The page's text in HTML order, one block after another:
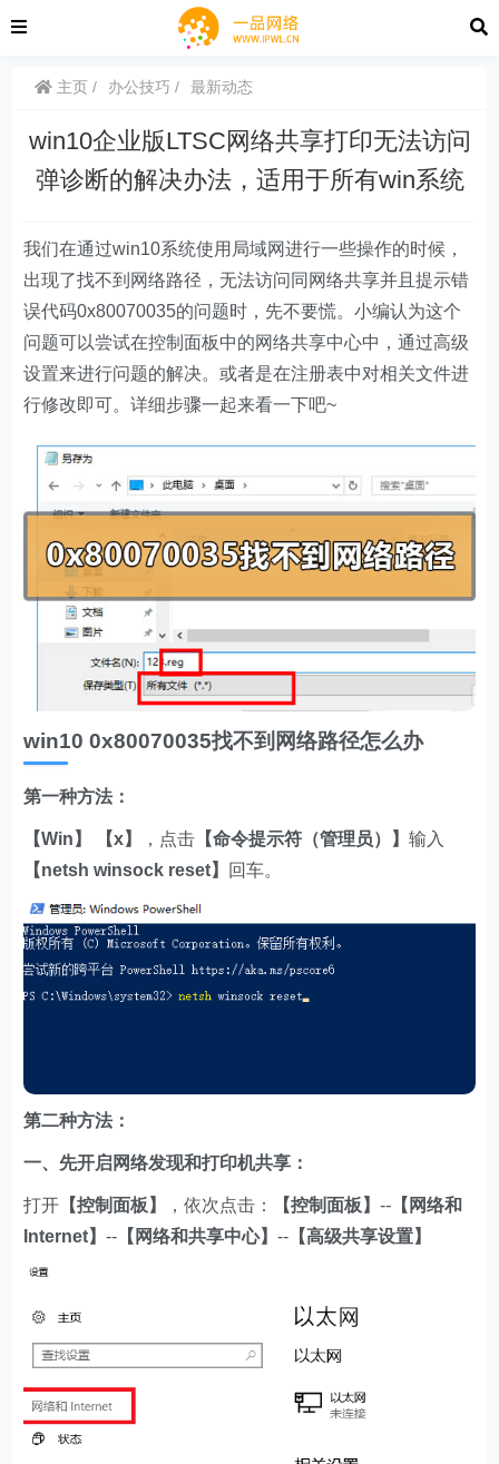
主页 办公技巧 最新动态
win10企业版LTSC网络共享打印无法访问
弹诊断的解决办法，适用于所有win系统
我们在通过win10系统使用局域网进行一些操作的时候，
出现了找不到网络路径，无法访问同网络共享并且提示错
误代码0x80070035的问题时，先不要慌。小编认为这个
问题可以尝试在控制面板中的网络共享中心中，通过高级
设置来进行问题的解决。或者是在注册表中对相关文件进
行修改即可。详细步骤一起来看一下吧~
win10 0x80070035找不到网络路径怎么办
第一种方法：
【Win】 【x】 ，点击 【命令提示符（管理员）】输入
【netsh winsock reset】
回车。
第二种方法：
一、先开启网络发现和打印机共享：
打开 【控制面板】 ，依次点击： 【控制面板】-- 【网络和
Internet】-- 【网络和共享中心】-- 【高级共享设置】